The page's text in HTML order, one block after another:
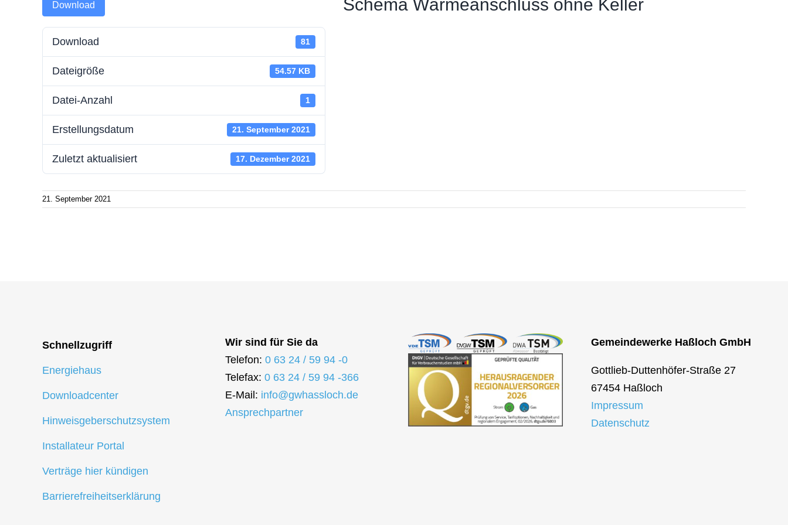
Batteriespeicherstrom
Wallboxstrom
Strom sparen
Zählerwechsel-Service
Standrohr mieten
Aktuelle News
Download
Download 81
Dateigröße 54.57 KB
Datei-Anzahl 1
Erstellungsdatum 21. September 2021
Zuletzt aktualisiert 17. Dezember 2021
Schema Wärmeanschluss ohne Keller
21. September 2021
Schnellzugriff
Energiehaus
Downloadcenter
Hinweisgeberschutzsystem
Installateur Portal
Verträge hier kündigen
Barrierefreiheitserklärung
Wir sind für Sie da
Telefon: 0 63 24 / 59 94 -0
Telefax: 0 63 24 / 59 94 -366
E-Mail: info@gwhassloch.de
Ansprechpartner
Gemeindewerke Haßloch GmbH
Gottlieb-Duttenhöfer-Straße 27
67454 Haßloch
Impressum
Datenschutz